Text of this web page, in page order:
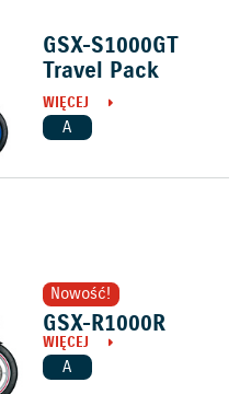
GSX-S1000GT
Travel Pack
WIĘCEJ
A
Nowość!
GSX-R1000R
WIĘCEJ
A